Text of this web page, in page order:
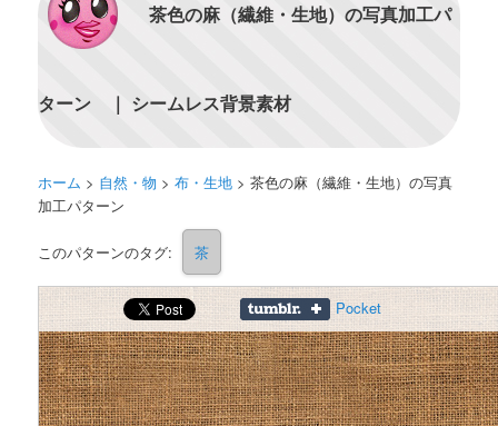
茶色の麻（繊維・生地）の写真加工パ
ターン ｜ シームレス背景素材
ホーム > 自然・物 >布・生地 >茶色の麻（繊維・生地）の写真
加工パターン
このパターンのタグ: 茶
Pocket